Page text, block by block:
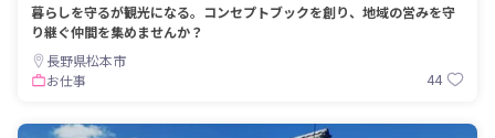
暮らしを守るが観光になる。コンセプトブックを創り、地域の営みを守
り継ぐ仲間を集めませんか？
長野県松本市
お仕事
44